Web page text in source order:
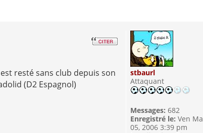
resté sans club depuis son
(D2 Espagnol)
stbaurl
Attaquant
Messages: 682
Enregistré le: Ven
05, 2006 3:39 pm